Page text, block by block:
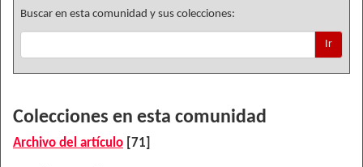
Buscar en esta comunidad y sus colecciones:
Ir
Colecciones en esta comunidad
Archivo del artículo [71]